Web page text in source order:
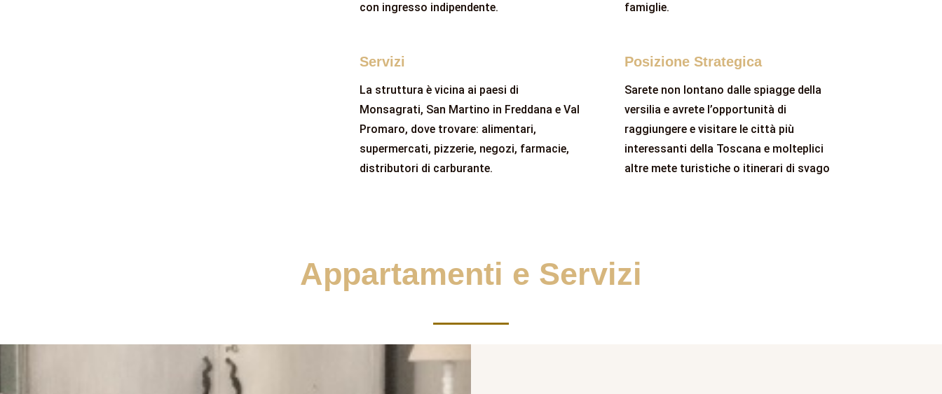
con ingresso indipendente.
famiglie.
Servizi
La struttura è vicina ai paesi di
Monsagrati, San Martino in Freddana e Val
Promaro, dove trovare: alimentari,
supermercati, pizzerie, negozi, farmacie,
distributori di carburante.
Posizione Strategica
Sarete non lontano dalle spiagge della
versilia e avrete l’opportunità di
raggiungere e visitare le città più
interessanti della Toscana e molteplici
altre mete turistiche o itinerari di svago
Appartamenti e Servizi